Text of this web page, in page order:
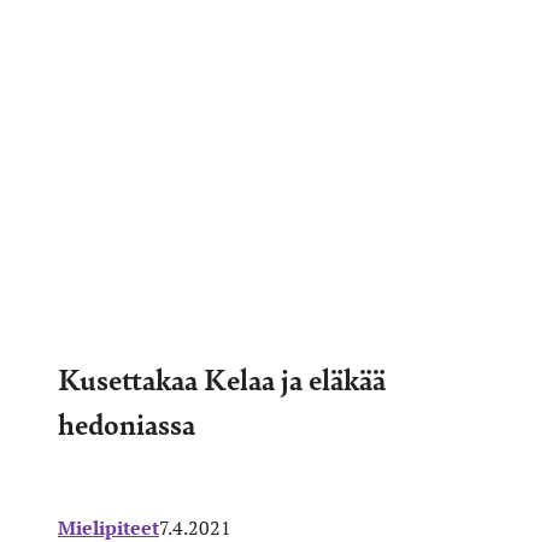
Kusettakaa Kelaa ja eläkää
hedoniassa
Mielipiteet7.4.2021